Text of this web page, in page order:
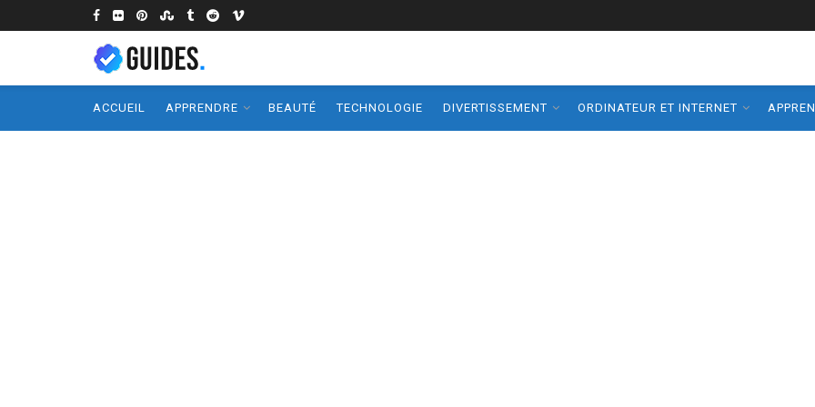
ACCUEIL APPRENDRE BEAUTÉ TECHNOLOGIE DIVERTISSEMENT ORDINATEUR ET INTERNET